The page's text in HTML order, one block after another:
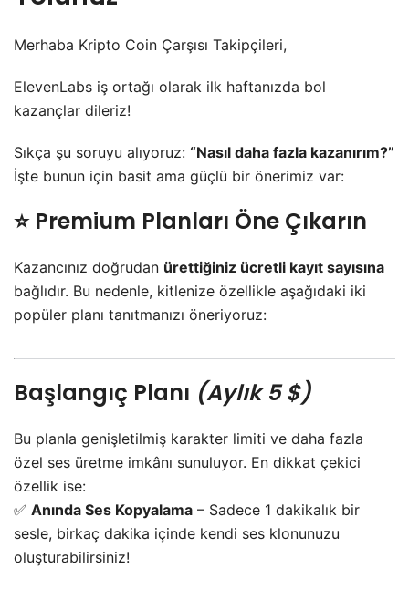
Merhaba Kripto Coin Çarşısı Takipçileri,
ElevenLabs iş ortağı olarak ilk haftanızda bol
kazançlar dileriz!
Sıkça şu soruyu alıyoruz: “Nasıl daha fazla kazanırım?”
İşte bunun için basit ama güçlü bir önerimiz var:
⭐ Premium Planları Öne Çıkarın
Kazancınız doğrudan ürettiğiniz ücretli kayıt sayısına
bağlıdır. Bu nedenle, kitlenize özellikle aşağıdaki iki
popüler planı tanıtmanızı öneriyoruz:
Başlangıç Planı (Aylık 5 $)
Bu planla genişletilmiş karakter limiti ve daha fazla
özel ses üretme imkânı sunuluyor. En dikkat çekici
özellik ise:
✅ Anında Ses Kopyalama – Sadece 1 dakikalık bir
sesle, birkaç dakika içinde kendi ses klonunuzu
oluşturabilirsiniz!